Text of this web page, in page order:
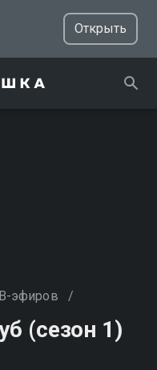
Открыть
эфиров /
(сезон 1)